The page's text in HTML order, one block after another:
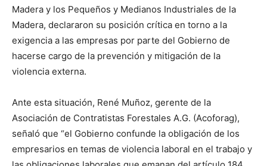
Madera y los Pequeños y Medianos Industriales de la
Madera, declararon su posición crítica en torno a la
exigencia a las empresas por parte del Gobierno de
hacerse cargo de la prevención y mitigación de la
violencia externa.
Ante esta situación, René Muñoz, gerente de la
Asociación de Contratistas Forestales A.G. (Acoforag),
señaló que “el Gobierno confunde la obligación de los
empresarios en temas de violencia laboral en el trabajo y